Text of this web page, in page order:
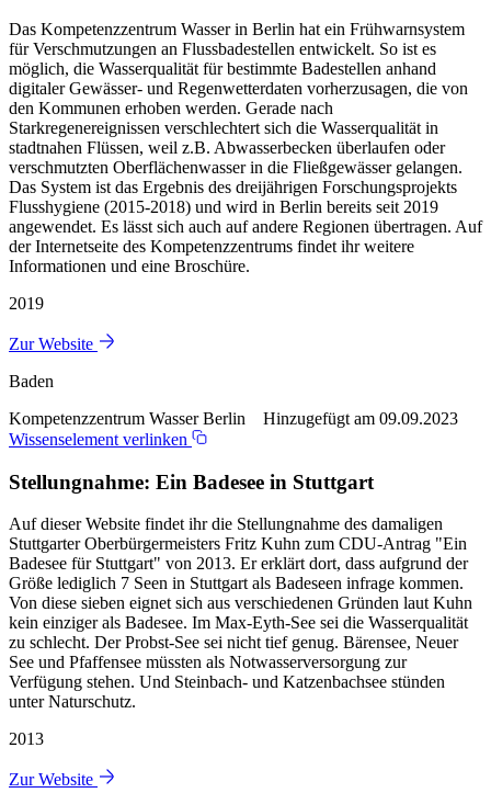
Das Kompetenzzentrum Wasser in Berlin hat ein Frühwarnsystem
für Verschmutzungen an Flussbadestellen entwickelt. So ist es
möglich, die Wasserqualität für bestimmte Badestellen anhand
digitaler Gewässer- und Regenwetterdaten vorherzusagen, die von
den Kommunen erhoben werden. Gerade nach
Starkregenereignissen verschlechtert sich die Wasserqualität in
stadtnahen Flüssen, weil z.B. Abwasserbecken überlaufen oder
verschmutzten Oberflächenwasser in die Fließgewässer gelangen.
Das System ist das Ergebnis des dreijährigen Forschungsprojekts
Flusshygiene (2015-2018) und wird in Berlin bereits seit 2019
angewendet. Es lässt sich auch auf andere Regionen übertragen. Auf
der Internetseite des Kompetenzzentrums findet ihr weitere
Informationen und eine Broschüre.
2019
Zur Website
Baden
Kompetenzzentrum Wasser Berlin Hinzugefügt am 09.09.2023
Wissenselement verlinken
Stellungnahme: Ein Badesee in Stuttgart
Auf dieser Website findet ihr die Stellungnahme des damaligen
Stuttgarter Oberbürgermeisters Fritz Kuhn zum CDU-Antrag "Ein
Badesee für Stuttgart" von 2013. Er erklärt dort, dass aufgrund der
Größe lediglich 7 Seen in Stuttgart als Badeseen infrage kommen.
Von diese sieben eignet sich aus verschiedenen Gründen laut Kuhn
kein einziger als Badesee. Im Max-Eyth-See sei die Wasserqualität
zu schlecht. Der Probst-See sei nicht tief genug. Bärensee, Neuer
See und Pfaffensee müssten als Notwasserversorgung zur
Verfügung stehen. Und Steinbach- und Katzenbachsee stünden
unter Naturschutz.
2013
Zur Website